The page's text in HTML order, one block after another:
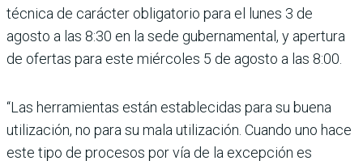
técnica de carác­ter obligatorio para el lunes 3 de
agosto a las 8:30 en la sede gubernamental, y apertura
de ofertas para este miérco­les 5 de agosto a las 8:00.
“Las herramientas están establecidas para su buena
utilización, no para su mala utilización. Cuando uno hace
este tipo de procesos por vía de la excepción es